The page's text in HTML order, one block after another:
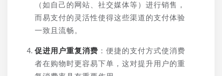
（如自己的网站、社交媒体等）进行销售，
而易支付的灵活性使得这些渠道的支付体验
一致且流畅。
促进用户重复消费 ：便捷的支付方式使消费
者在购物时更容易下单，这对提升用户的重